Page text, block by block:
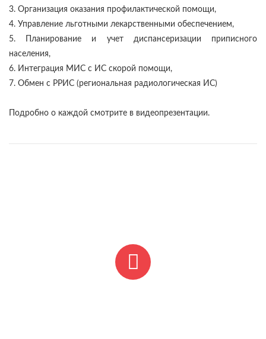
3. Организация оказания профилактической помощи,
4. Управление льготными лекарственными обеспечением,
5. Планирование и учет диспансеризации приписного
населения,
6. Интеграция МИС с ИС скорой помощи,
7. Обмен с РРИС (региональная радиологическая ИС)
Подробно о каждой смотрите в видеопрезентации.